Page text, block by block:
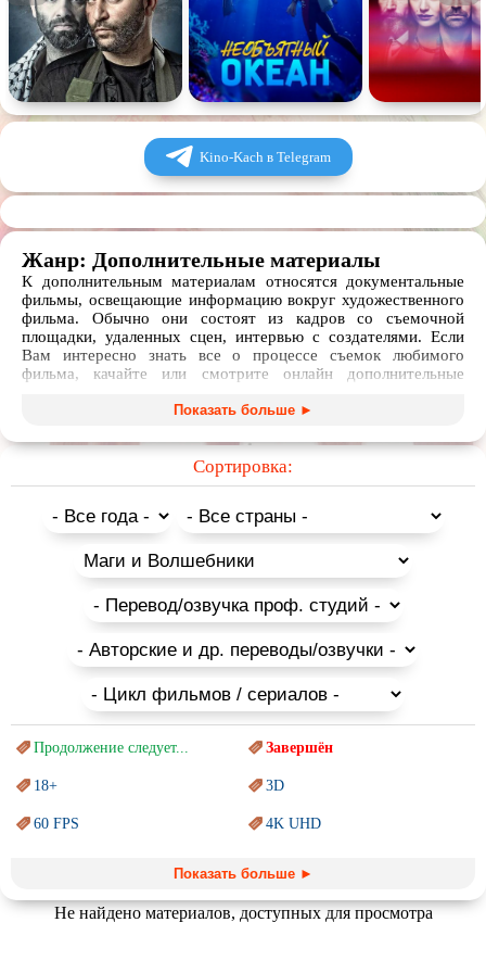
Комедия Человек Обучающие видео Религия
Kino-Kach в Telegram
Жанр: Дополнительные материалы
К дополнительным материалам относятся документальные
фильмы, освещающие информацию вокруг художественного
фильма. Обычно они состоят из кадров со съемочной
площадки, удаленных сцен, интервью с создателями. Если
Вам интересно знать все о процессе съемок любимого
фильма, качайте или смотрите онлайн дополнительные
Показать больше ►
Сортировка:
Продолжение следует... Завершён
18+ 3D
60 FPS 4K UHD
Marvel PIXAR
Показать больше ►
Не найдено материалов, доступных для просмотра